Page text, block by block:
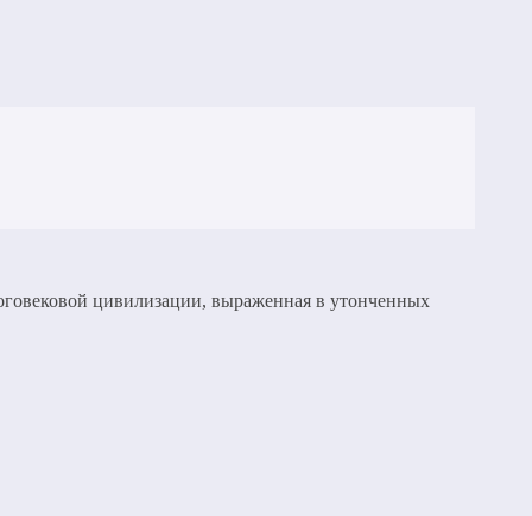
цивилизации, выраженная в утонченных